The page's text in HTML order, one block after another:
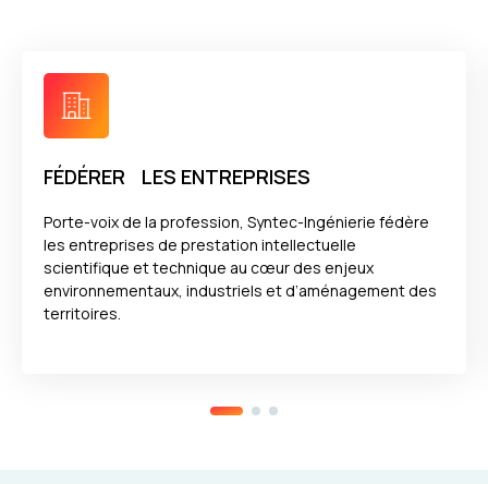
FÉDÉRER LES ENTREPRISES
Porte-voix de la profession, Syntec-Ingénierie fédère
les entreprises de prestation intellectuelle
scientifique et technique au cœur des enjeux
environnementaux, industriels et d’aménagement des
territoires.